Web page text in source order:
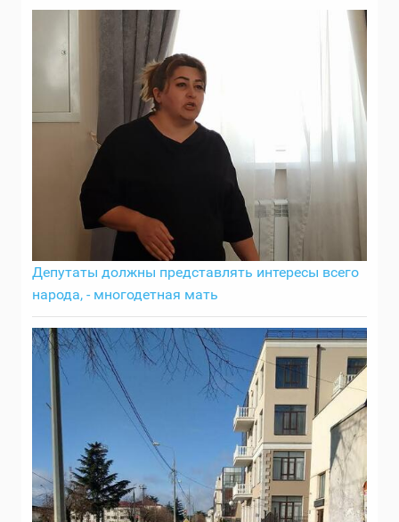
Депутаты должны представлять интересы всего
народа, - многодетная мать